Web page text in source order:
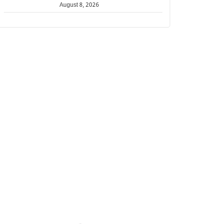
August 8, 2026